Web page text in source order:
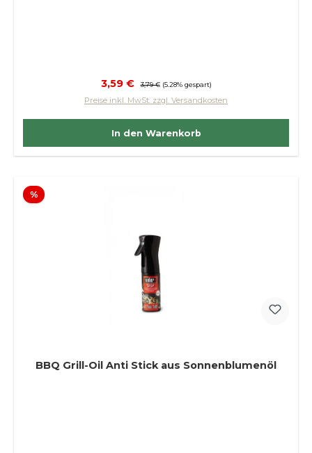
Verkaufspreis:
3,59 € Regulärer Preis:
3,79 € (5.28% gespart)
Preise inkl. MwSt. zzgl. Versandkosten
In den Warenkorb
%Rabatt
BBQ Grill-Oil Anti Stick aus Sonnenblumenöl